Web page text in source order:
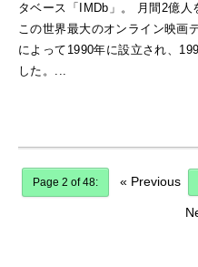
タベース「IMDb」。 月間2億人
この世界最大のオンライン映画
によって1990年に設立され、
した。...
Page 2 of 48: « Previous